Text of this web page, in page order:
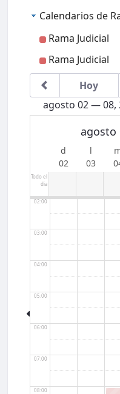
Calendarios de
Rama Judicial
Rama Judicial
Hoy
agosto 02 — 08,
agosto
02 03
Todo el
dia
02:00
03:00
04:00
05:00
06:00
07:00
08:00